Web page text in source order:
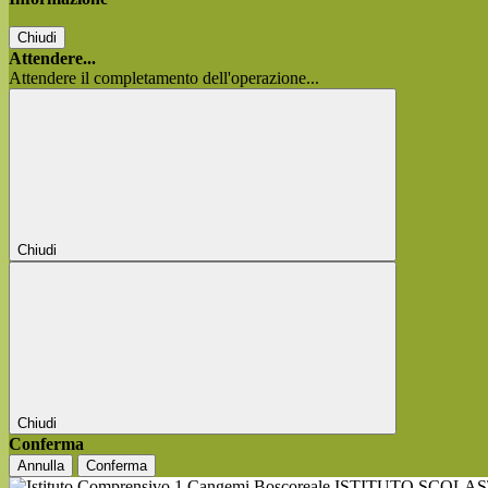
Chiudi
Attendere...
Attendere il completamento dell'operazione...
Chiudi
Chiudi
Conferma
Annulla Conferma